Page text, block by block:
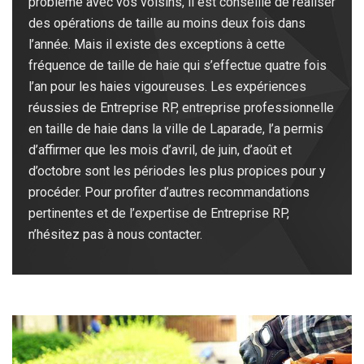
des opérations de taille au moins deux fois dans
l’année. Mais il existe des exceptions à cette
fréquence de taille de haie qui s’effectue quatre fois
l’an pour les haies vigoureuses. Les expériences
réussies de Entreprise RP, entreprise professionnelle
en taille de haie dans la ville de Laparade, l’a permis
d’affirmer que les mois d’avril, de juin, d’août et
d’octobre sont les périodes les plus propices pour y
procéder. Pour profiter d’autres recommandations
pertinentes et de l’expertise de Entreprise RP,
n’hésitez pas à nous contacter.